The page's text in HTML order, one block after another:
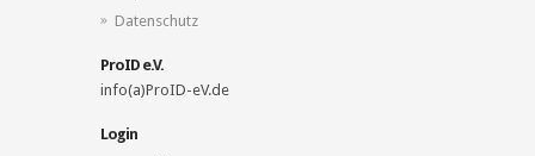
Datenschutz
ProID e.V.
info(a)ProID-eV.de
Login